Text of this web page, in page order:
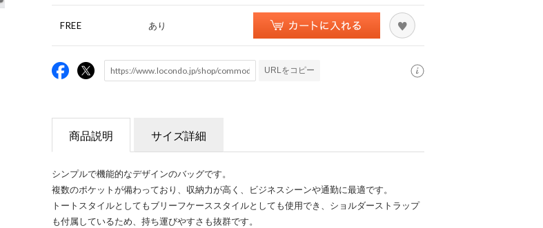
FREE あり
URLをコピー
商品説明 サイズ詳細
シンプルで機能的なデザインのバッグです。
複数のポケットが備わっており、収納力が高く、ビジネスシーンや通勤に最適です。
トートスタイルとしてもブリーフケーススタイルとしても使用でき、ショルダーストラップ
も付属しているため、持ち運びやすさも抜群です。